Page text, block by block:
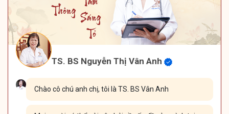
TS. BS Nguyễn Thị Vân Anh
Chào cô chú anh chị, tôi là TS. BS Vân Anh